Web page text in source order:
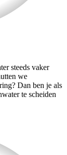
steeds vaker
we
Dan ben je als
te scheiden